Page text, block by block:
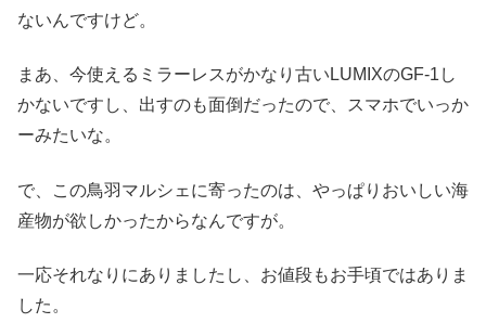
ないんですけど。
まあ、今使えるミラーレスがかなり古いLUMIXのGF-1し
かないですし、出すのも面倒だったので、スマホでいっか
ーみたいな。
で、この鳥羽マルシェに寄ったのは、やっぱりおいしい海
産物が欲しかったからなんですが。
一応それなりにありましたし、お値段もお手頃ではありま
した。